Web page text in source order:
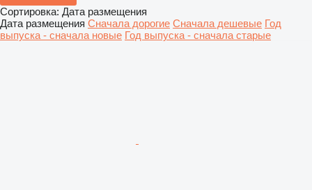
Сортировка: Дата размещения
Дата размещения Сначала дорогие Сначала дешевые Год
выпуска - сначала новые Год выпуска - сначала старые